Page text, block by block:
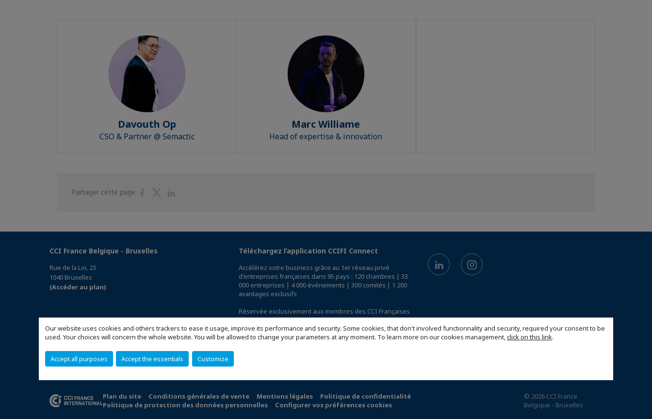
Our website uses cookies and others trackers to ease it usage, improve its performance and security. Some cookies, that don't involved functionnality and security, required your consent to be
used. Your choices will concern the whole website. You will be allowed to change your parameters at any moment. To learn more on our cookies management,click on this link.
Accept all purposes Accept the essentials Customize
Davouth Op
CSO & Partner @ Semactic
Marc Williame
Head of expertise & innovation
Partager cette page
PartagerPartager
CCI France Belgique - Bruxelles
Rue de la Loi, 23
1040 Bruxelles
(Accéder au plan)
Téléchargez l’application CCIFI Connect
Accélérez votre business grâce au 1er réseau privé
d'entreprises françaises dans 95 pays : 120 chambres | 33
000 entreprises | 4 000 événements | 300 comités | 1 200
avantages exclusifs
Réservée exclusivement aux membres des CCI Françaises
à l'International,découvrez l'app CCIFI Connect.
Plan du site Conditions générales de vente Mentions légales
Politique de confidentialité
Politique de protection des données personnelles
Configurer vos préférences cookies
© 2026 CCI France
Belgique - Bruxelles